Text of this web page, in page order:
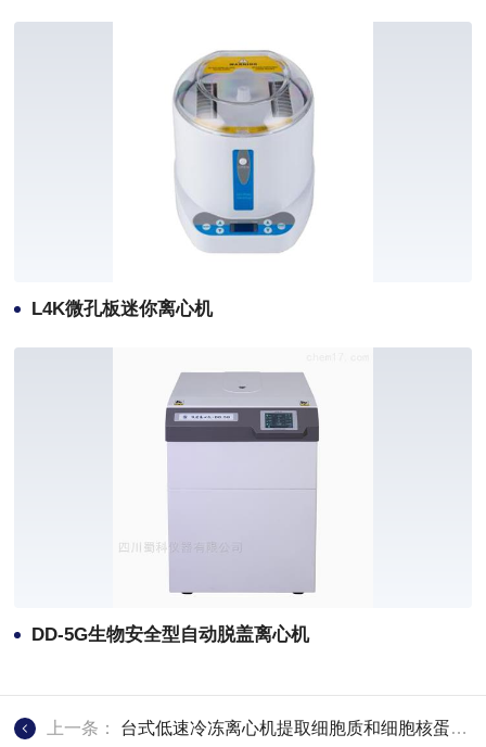
L4K微孔板迷你离心机
DD-5G生物安全型自动脱盖离心机
上一条： 台式低速冷冻离心机提取细胞质和细胞核蛋白离心详细步骤